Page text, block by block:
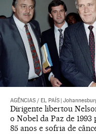
AGÊNCIAS / EL PAÍS
Dirigente libertou
o Nobel da Paz de
85 anos e sofria de